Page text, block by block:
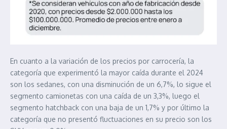
En cuanto a la variación de los precios por carrocería, la
categoría que experimentó la mayor caída durante el 2024
son los sedanes, con una disminución de un 6,7%, lo sigue el
segmento camionetas con una caída de un 3,3%, luego el
segmento hatchback con una baja de un 1,7% y por último la
categoría que no presentó fluctuaciones en su precio son los